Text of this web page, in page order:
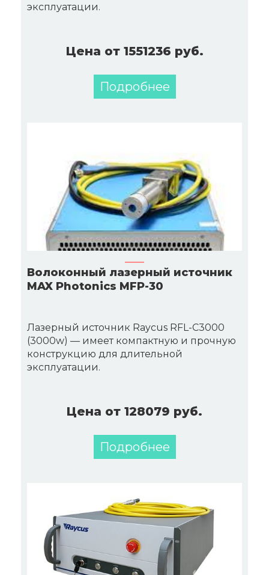
эксплуатации.
Цена от 1551236 руб.
Подробнее
Волоконный лазерный источник
MAX Photonics MFP-30
Лазерный источник Raycus RFL-C3000
(3000w) — имеет компактную и прочную
конструкцию для длительной
эксплуатации.
Цена от 128079 руб.
Подробнее